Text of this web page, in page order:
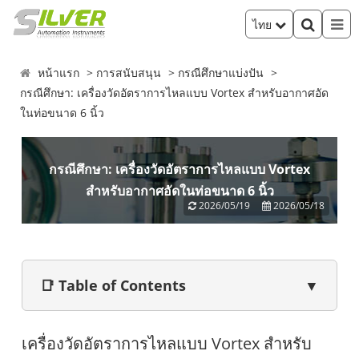
ไทย
หน้าแรก การสนับสนุน
กรณีศึกษาแบ่งปัน
กรณีศึกษา: เครื่องวัดอัตราการไหลแบบ Vortex สำหรับอากาศอัด
ในท่อขนาด 6 นิ้ว
กรณีศึกษา: เครื่องวัดอัตราการไหลแบบ Vortex
สำหรับอากาศอัดในท่อขนาด 6 นิ้ว
2026/05/19 2026/05/18
📑 Table of Contents ▼
เครื่องวัดอัตราการไหลแบบ Vortex สำหรับ